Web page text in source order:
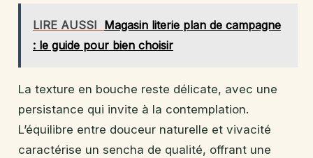
LIRE AUSSI Magasin literie plan de campagne
: le guide pour bien choisir
La texture en bouche reste délicate, avec une
persistance qui invite à la contemplation.
L’équilibre entre douceur naturelle et vivacité
caractérise un sencha de qualité, offrant une